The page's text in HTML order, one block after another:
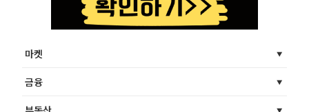
마켓
금융